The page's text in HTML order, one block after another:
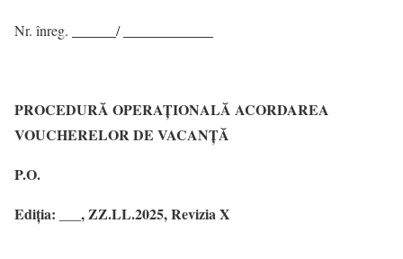
Nr. înreg. /
PROCEDURĂ OPERAŢIONALĂ ACORDAREA
VOUCHERELOR DE VACANȚĂ
P.O.
Ediţia: ___, ZZ.LL.2025, Revizia X